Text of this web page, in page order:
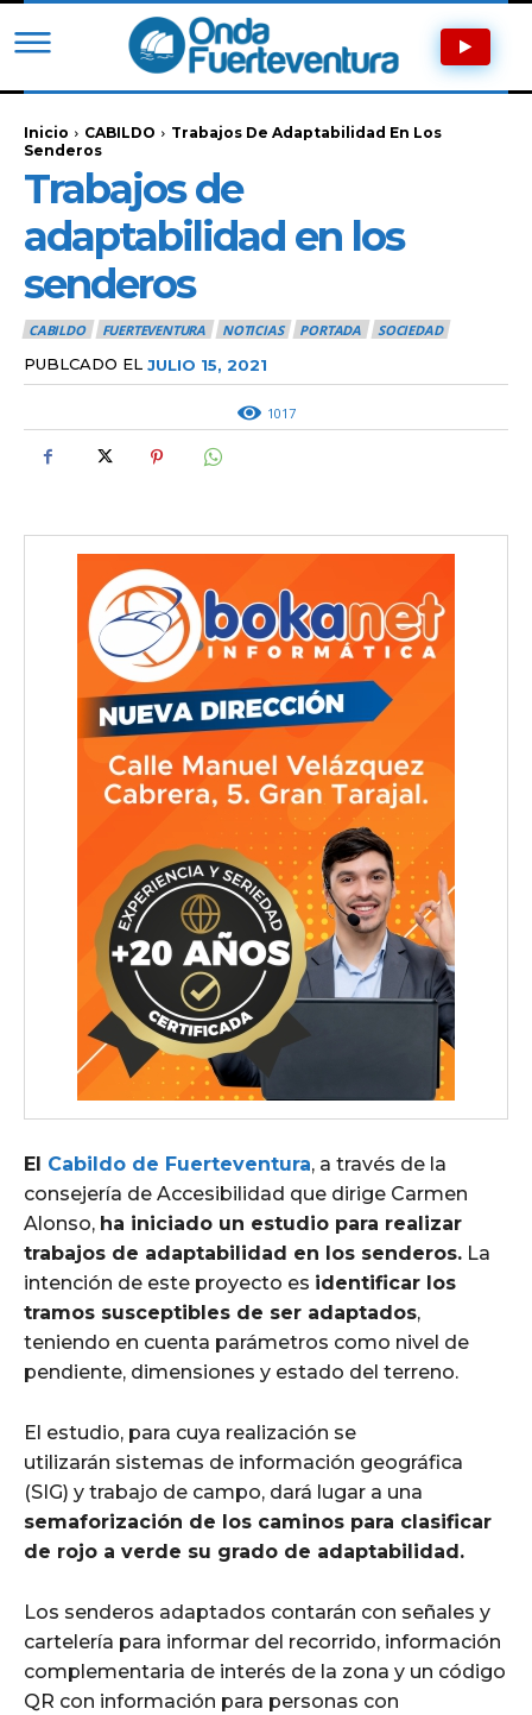
Inicio CABILDO
Trabajos De Adaptabilidad En Los
Senderos
Trabajos de
adaptabilidad en los
senderos
CABILDO FUERTEVENTURA NOTICIAS PORTADA SOCIEDAD
PUBLCADO EL JULIO 15, 2021
1017
El Cabildo de Fuerteventura, a través de la
consejería de Accesibilidad que dirige Carmen
Alonso, ha iniciado un estudio para realizar
trabajos de adaptabilidad en los senderos. La
intención de este proyecto es identificar los
tramos susceptibles de ser adaptados,
teniendo en cuenta parámetros como nivel de
pendiente, dimensiones y estado del terreno.
El estudio, para cuya realización se
utilizarán sistemas de información geográfica
(SIG) y trabajo de campo, dará lugar a una
semaforización de los caminos para clasificar
de rojo a verde su grado de adaptabilidad.
Los senderos adaptados contarán con señales y
cartelería para informar del recorrido, información
complementaria de interés de la zona y un código
QR con información para personas con